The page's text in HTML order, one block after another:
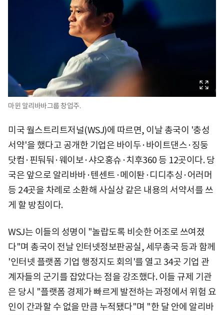
마윈 알리바바그룹 창업주.
미국 월스트리트저널(WSJ)에 따르면, 이날 총국이 '충성
서약'을 했다고 공개한 기업은 바이두·바이트댄스·징둥
닷컴·핀둬둬·웨이보·샤오홍슈·치후360 등 12곳이다. 당
국은 앞으로 알리바바·텐센트·메이퇀·디디추싱·어러머
등 24곳을 차례로 소환해 사실상 같은 내용의 서약서를 쓰
게 할 방침이다.
WSJ는 이들의 성명이 "놀랍도록 비슷한 어조로 쓰여졌
다"며 총국이 전날 인터넷정보판공실, 세무총국 등과 함께
'인터넷 플랫폼 기업 행정지도 회의'를 열고 34곳 기업 관
계자들의 군기를 잡았다는 점을 강조했다. 이들 규제 기관
은 당시 "플랫폼 경제가 빠르게 발전하는 과정에서 위험 요
인이 간과할 수 없을 만큼 누적됐다"며 "한 달 안에 알리바